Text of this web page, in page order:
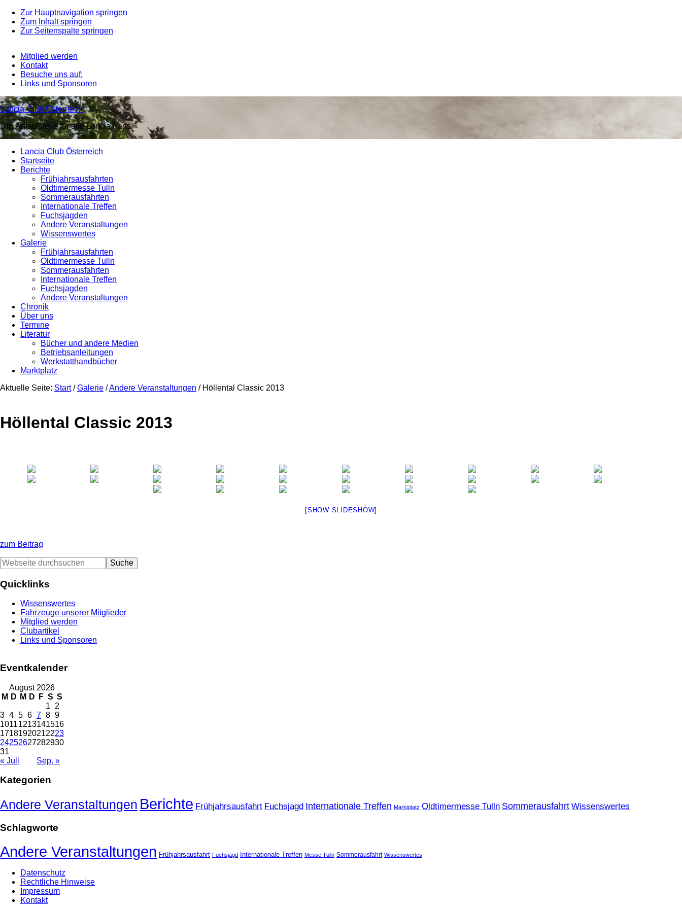
Zur Hauptnavigation springen
Zum Inhalt springen
Zur Seitenspalte springen
Mitglied werden
Kontakt
Besuche uns auf:
Links und Sponsoren
Lancia Club Österreich
DIE Anlaufstelle für alle Lancia Fans
Lancia Club Österreich
Startseite
Berichte
Frühjahrsausfahrten
Oldtimermesse Tulln
Sommerausfahrten
Internationale Treffen
Fuchsjagden
Andere Veranstaltungen
Wissenswertes
Galerie
Frühjahrsausfahrten
Oldtimermesse Tulln
Sommerausfahrten
Internationale Treffen
Fuchsjagden
Andere Veranstaltungen
Chronik
Über uns
Termine
Literatur
Bücher und andere Medien
Betriebsanleitungen
Werkstatthandbücher
Marktplatz
Aktuelle Seite: Start / Galerie /Andere Veranstaltungen /Höllental Classic 2013
Höllental Classic 2013
[SHOW SLIDESHOW]
zum Beitrag
Seitenspalte
Webseite
durchsuchen
Quicklinks
Wissenswertes
Fahrzeuge unserer Mitglieder
Mitglied werden
Clubartikel
Links und Sponsoren
Eventkalender
August 2026
M D M D F S S
1
2
3 4 5 6 7 8 9
10111213141516
17181920212223
24252627282930
31
« Juli
Sep. »
Kategorien
Andere Veranstaltungen Berichte Frühjahrsausfahrt Fuchsjagd Internationale Treffen Marktplatz Oldtimermesse Tulln Sommerausfahrt Wissenswertes
Schlagworte
Andere Veranstaltungen Frühjahrsausfahrt Fuchsjagd Internationale Treffen Messe Tulln Sommerausfahrt Wissenswertes
Datenschutz
Rechtliche Hinweise
Impressum
Kontakt